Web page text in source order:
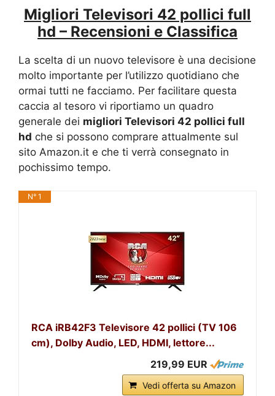
Migliori Televisori 42 pollici full
hd – Recensioni e Classifica
La scelta di un nuovo televisore è una decisione
molto importante per l’utilizzo quotidiano che
ormai tutti ne facciamo. Per facilitare questa
caccia al tesoro vi riportiamo un quadro
generale dei migliori Televisori 42 pollici full
hd che si possono comprare attualmente sul
sito Amazon.it e che ti verrà consegnato in
pochissimo tempo.
N° 1
RCA iRB42F3 Televisore 42 pollici (TV 106
cm), Dolby Audio, LED, HDMI, lettore...
219,99 EUR
Vedi offerta su Amazon